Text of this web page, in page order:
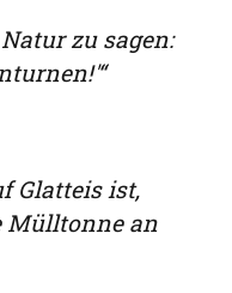
zu sagen:
Glatteis ist,
Mülltonne an